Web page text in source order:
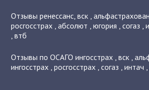
Отзывыренессанс,вск ,
росгосстрах ,абсолют ,югория ,согаз ,
,втб
Отзывы по ОСАГОингосстрах ,вск ,
ингосстрах ,росгосстрах ,согаз ,интач